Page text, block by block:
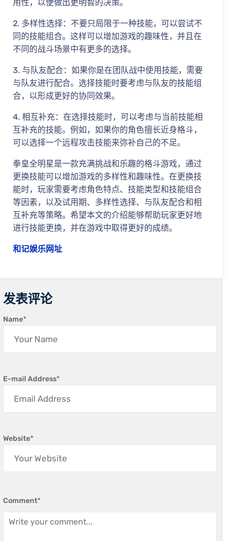
用性，以便做出更明智的决策。
2. 多样性选择：不要只局限于一种技能，可以尝试不
同的技能组合。这样可以增加游戏的趣味性，并且在
不同的战斗场景中有更多的选择。
3. 与队友配合：如果你是在团队战中使用技能，需要
与队友进行配合。选择技能时要考虑与队友的技能组
合，以形成更好的协同效果。
4. 相互补充：在选择技能时，可以考虑与当前技能相
互补充的技能。例如，如果你的角色擅长近身格斗，
可以选择一个远程攻击技能来弥补自己的不足。
拳皇全明星是一款充满挑战和乐趣的格斗游戏，通过
更换技能可以增加游戏的多样性和趣味性。在更换技
能时，玩家需要考虑角色特点、技能类型和技能组合
等因素，以及试用期、多样性选择、与队友配合和相
互补充等策略。希望本文的介绍能够帮助玩家更好地
进行技能更换，并在游戏中取得更好的成绩。
和记娱乐网址
发表评论
Name*
E-mail Address*
Website*
Comment*